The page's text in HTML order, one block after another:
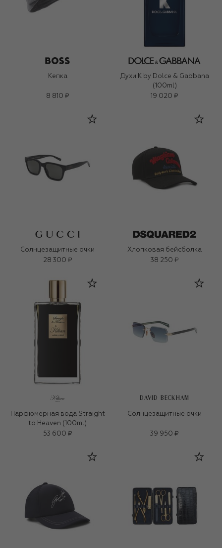
Кепка
8 810 ₽
Духи K by Dolce & Gabbana
(100ml)
19 020 ₽
Солнцезащитные очки
28 300 ₽
Хлопковая бейсболка
38 250 ₽
Парфюмерная вода Straight
to Heaven (100ml)
53 600 ₽
DAVID BECKHAM
Солнцезащитные очки
39 950 ₽